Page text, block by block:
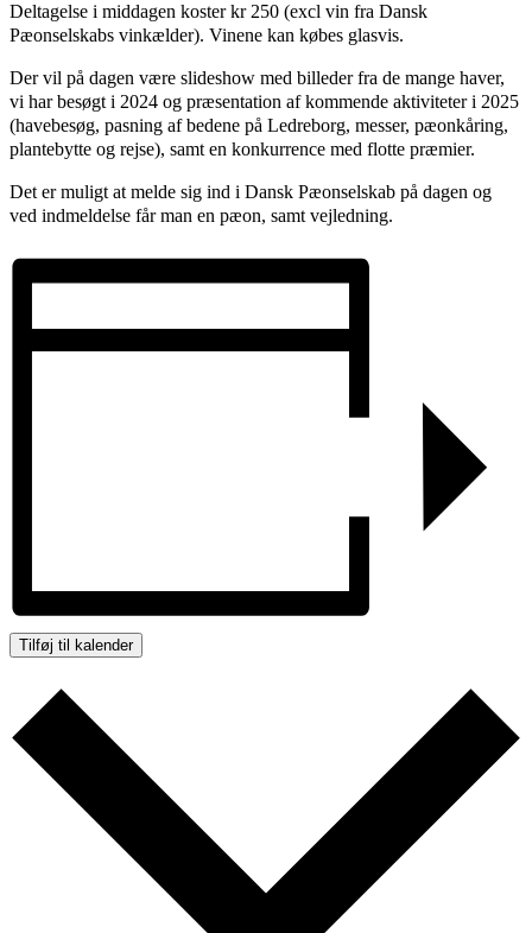
Deltagelse i middagen koster kr 250 (excl vin fra Dansk
Pæonselskabs vinkælder). Vinene kan købes glasvis.
Der vil på dagen være slideshow med billeder fra de mange haver,
vi har besøgt i 2024 og præsentation af kommende aktiviteter i 2025
(havebesøg, pasning af bedene på Ledreborg, messer, pæonkåring,
plantebytte og rejse), samt en konkurrence med flotte præmier.
Det er muligt at melde sig ind i Dansk Pæonselskab på dagen og
ved indmeldelse får man en pæon, samt vejledning.
Tilføj til kalender